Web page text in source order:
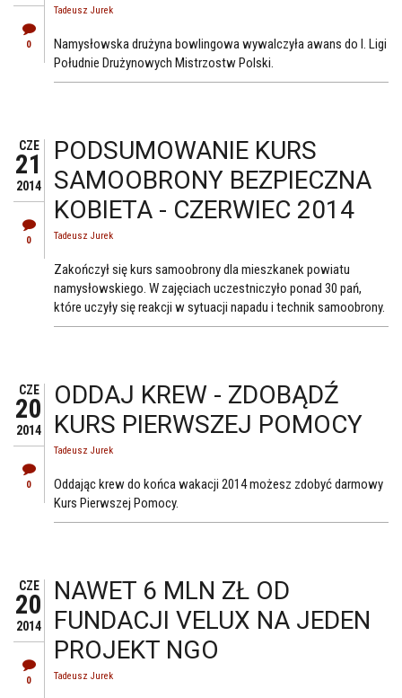
0
Tadeusz Jurek
Namysłowska drużyna bowlingowa wywalczyła awans do I. Ligi
Południe Drużynowych Mistrzostw Polski.
CZE
21
2014
0
PODSUMOWANIE KURS
SAMOOBRONY BEZPIECZNA
KOBIETA - CZERWIEC 2014
Tadeusz Jurek
Zakończył się kurs samoobrony dla mieszkanek powiatu
namysłowskiego. W zajęciach uczestniczyło ponad 30 pań,
które uczyły się reakcji w sytuacji napadu i technik samoobrony.
CZE
20
2014
0
ODDAJ KREW - ZDOBĄDŹ
KURS PIERWSZEJ POMOCY
Tadeusz Jurek
Oddając krew do końca wakacji 2014 możesz zdobyć darmowy
Kurs Pierwszej Pomocy.
CZE
20
2014
0
NAWET 6 MLN ZŁ OD
FUNDACJI VELUX NA JEDEN
PROJEKT NGO
Tadeusz Jurek